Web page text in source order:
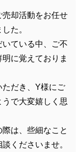
売却活動をお任せ
た。
ている中、ご不
に覚えておりま
ただき、Y様にご
で大変嬉しく思
は、些細なこと
くださいませ。